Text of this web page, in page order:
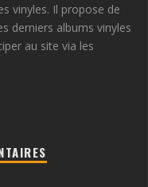
vinyles. Il propose de
derniers albums vinyles
au site via les